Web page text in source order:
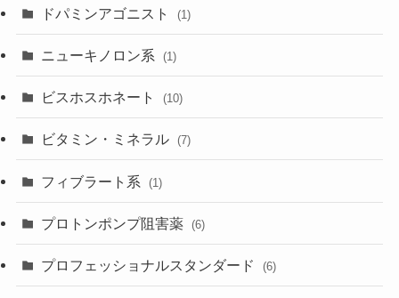
ドパミンアゴニスト (1)
ニューキノロン系 (1)
ビスホスホネート (10)
ビタミン・ミネラル (7)
フィブラート系 (1)
プロトンポンプ阻害薬 (6)
プロフェッショナルスタンダード (6)